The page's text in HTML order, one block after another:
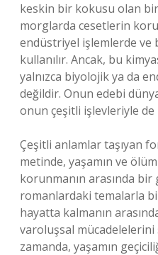
keskin bir kokusu olan bir
morglarda cesetlerin
endüstriyel işlemlerde ve
kullanılır. Ancak, bu
yalnızca biyolojik ya da
değildir. Onun edebi
onun çeşitli işlevleriyle
Çeşitli anlamlar taşıyan
metinde, yaşamın ve
korunmanın arasında bir
romanlardaki temalarla
hayatta kalmanın
varoluşsal mücadelelerini
zamanda, yaşamın